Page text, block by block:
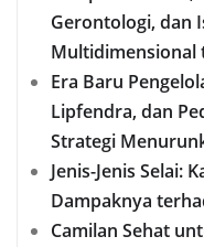
Gerontologi, dan
Multidimensional
Era Baru
Lipfendra, dan
Strategi
Jenis-Jenis Selai:
Dampaknya
Camilan Sehat